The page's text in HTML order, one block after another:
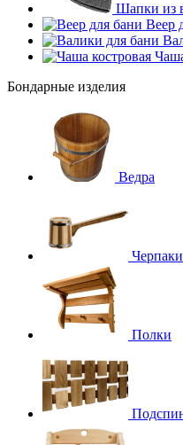
Шапки из
Веер
Бондарные изделия
Ведра
Черпаки
Полки